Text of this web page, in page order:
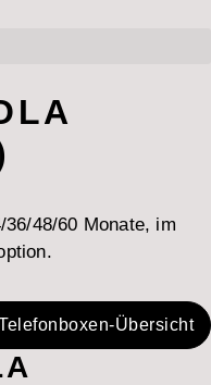
48/60 Monate, im
Übersicht